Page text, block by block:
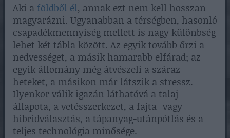
Aki a földből él, annak ezt nem kell hosszan
magyarázni. Ugyanabban a térségben, hasonló
csapadékmennyiség mellett is nagy különbség
lehet két tábla között. Az egyik tovább őrzi a
nedvességet, a másik hamarabb elfárad; az
egyik állomány még átvészeli a száraz
heteket, a másikon már látszik a stressz.
Ilyenkor válik igazán láthatóvá a talaj
állapota, a vetésszerkezet, a fajta- vagy
hibridválasztás, a tápanyag-utánpótlás és a
teljes technológia minősége.